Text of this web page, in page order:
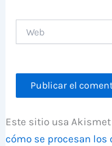
Este sitio usa
cómo se procesan